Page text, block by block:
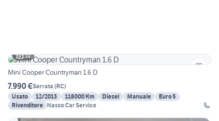
14
Mini Cooper Countryman 1.6 D
7.990 €Serrata (RC)
Usato
12/2013 118000 Km Diesel Manuale
Euro 5
Rivenditore Nasso Car Service